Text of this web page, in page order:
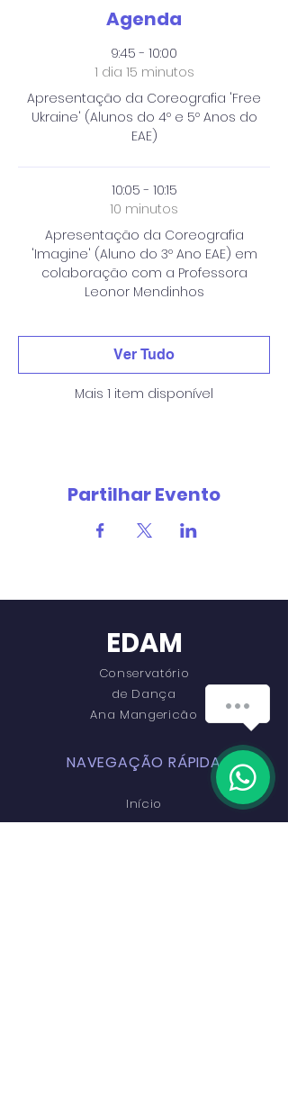
Agenda
9:45 - 10:00
1 dia 15 minutos
Apresentação da Coreografia 'Free
Ukraine' (Alunos do 4º e 5º Anos do
EAE)
10:05 - 10:15
10 minutos
Apresentação da Coreografia
'Imagine' (Aluno do 3º Ano EAE) em
colaboração com a Professora
Leonor Mendinhos
Mais 1 item disponível
Ver Tudo
Partilhar Evento
EDAM
Conservatório
de Dança
Ana Mangericão
NAVEGAÇÃO RÁPIDA
Início